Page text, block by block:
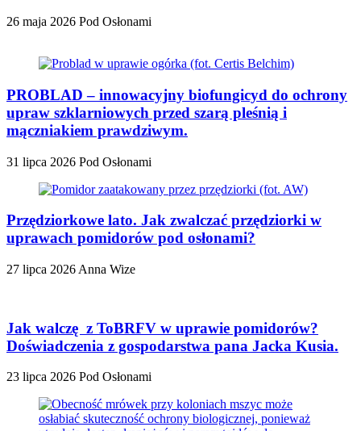
26 maja 2026 Pod Osłonami
PROBLAD – innowacyjny biofungicyd do ochrony
upraw szklarniowych przed szarą pleśnią i
mączniakiem prawdziwym.
31 lipca 2026 Pod Osłonami
Przędziorkowe lato. Jak zwalczać przędziorki w
uprawach pomidorów pod osłonami?
27 lipca 2026 Anna Wize
Jak walczę z ToBRFV w uprawie pomidorów?
Doświadczenia z gospodarstwa pana Jacka Kusia.
23 lipca 2026 Pod Osłonami